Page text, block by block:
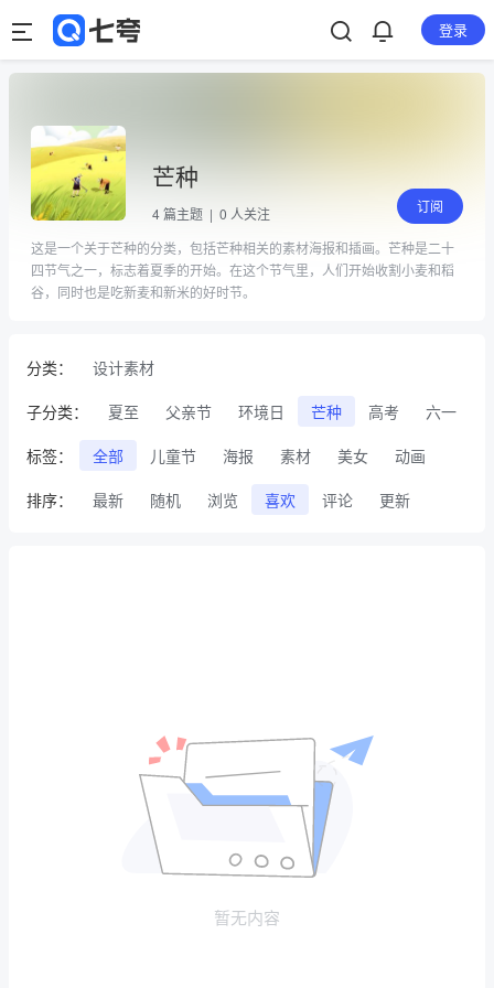
登录
芒种
4篇主题 | 0 人关注 订阅
这是一个关于芒种的分类，包括芒种相关的素材海报和插画。芒种是二十
四节气之一，标志着夏季的开始。在这个节气里，人们开始收割小麦和稻
谷，同时也是吃新麦和新米的好时节。
分类：
设计素材
子分类：
夏至 父亲节 环境日 芒种 高考
六一
标签：
全部 儿童节 海报 素材 美女
动画
排序：
最新 随机 浏览 喜欢 评论 更新
暂无内容